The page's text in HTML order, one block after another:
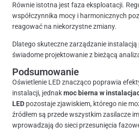
Równie istotna jest faza eksploatacji.
współczynnika mocy i harmonicznych
reagować na niekorzystne zmiany.
Dlatego skuteczne zarządzanie instalacją
świadome projektowanie z bieżącą
Podsumowanie
Oświetlenie LED znacząco poprawia
instalacji, jednakmoc bierna w
LED pozostaje zjawiskiem, którego nie
źródłem są przede wszystkim zasilacze
wprowadzają do sieci przesunięcia